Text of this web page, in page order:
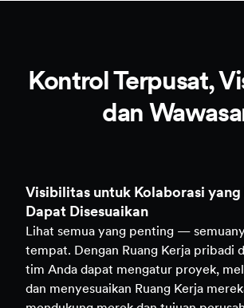
Kontrol Terpusat,
dan
Kejelasan untuk Mendukung
Akses analitik real-time di semua
tim, dan alur kerja — untuk
dan membuat keputusan berdasarkan